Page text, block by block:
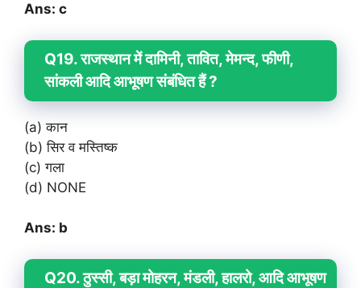
Ans: c
Q19. राजस्थान में दामिनी, तावित, मेमन्द, फीणी,
सांकली आदि आभूषण संबंधित हैं ?
(a) कान
(b) सिर व मस्तिष्क
(c) गला
(d) NONE
Ans: b
Q20. ठुस्सी, बड़ा मोहरन, मंडली, हालरो, आदि आभूषण